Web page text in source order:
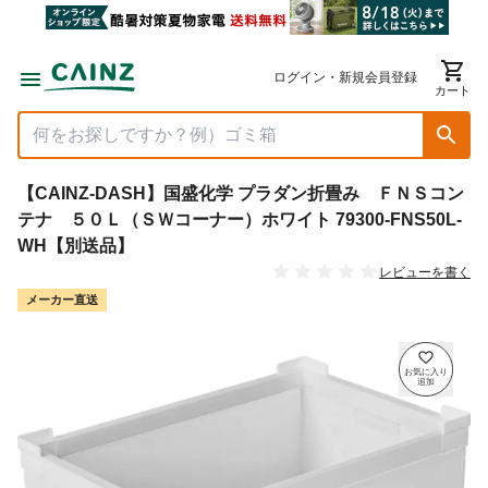
ログイン・新規会員登録
カート
【CAINZ-DASH】国盛化学 プラダン折畳み ＦＮＳコン
テナ ５０Ｌ（ＳＷコーナー）ホワイト 79300-FNS50L-
WH【別送品】
レビューを書く
メーカー直送